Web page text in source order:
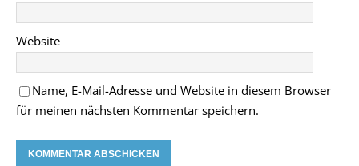
Website
Name, E-Mail-Adresse und Website in diesem Browser
für meinen nächsten Kommentar speichern.